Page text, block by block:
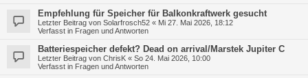
Empfehlung für Speicher für Balkonkraftwerk gesucht
Letzter Beitrag von Solarfrosch52 « Mi 27. Mai 2026, 18:12
Verfasst in Fragen und Antworten
Batteriespeicher defekt? Dead on arrival/Marstek Jupiter C
Letzter Beitrag von ChrisK « So 24. Mai 2026, 10:00
Verfasst in Fragen und Antworten